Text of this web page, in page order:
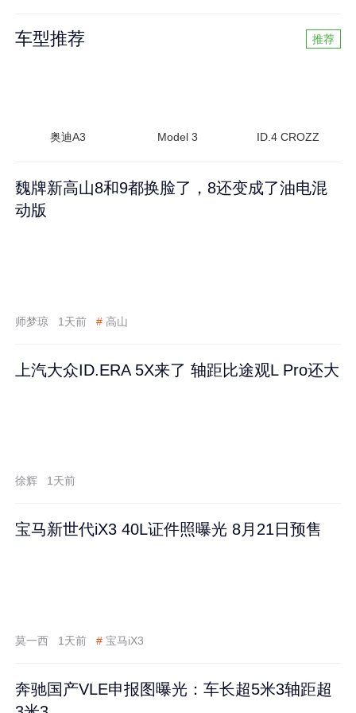
车型推荐 推荐
奥迪A3 Model 3 ID.4 CROZZ
魏牌新高山8和9都换脸了，8还变成了油电混
动版
师梦琼 1天前 # 高山
上汽大众ID.ERA 5X来了 轴距比途观L Pro还大
徐辉 1天前
宝马新世代iX3 40L证件照曝光 8月21日预售
莫一西 1天前 # 宝马iX3
奔驰国产VLE申报图曝光：车长超5米3轴距超